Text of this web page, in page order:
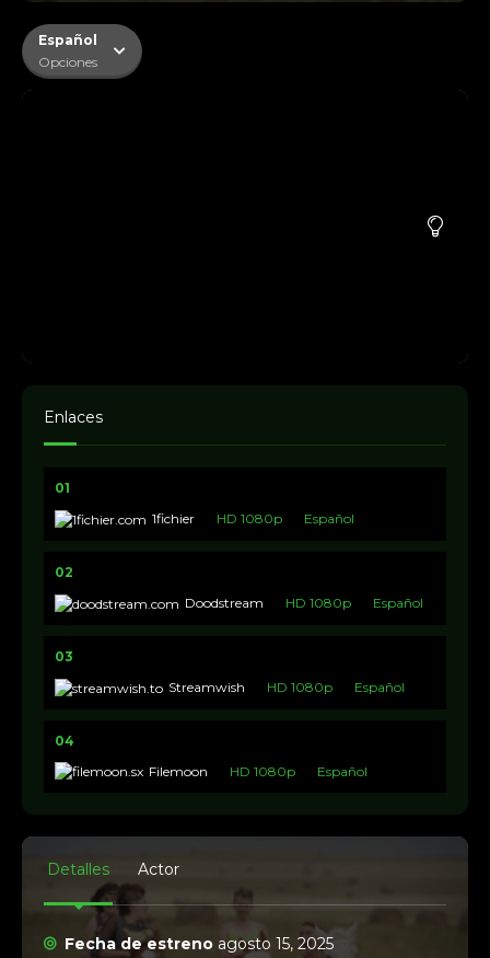
Español
Opciones
Enlaces
01
1fichier
HD 1080p Español
02
Doodstream
HD 1080p Español
03
Streamwish
HD 1080p Español
04
Filemoon
HD 1080p Español
Detalles Actor
Fecha de estreno agosto 15, 2025